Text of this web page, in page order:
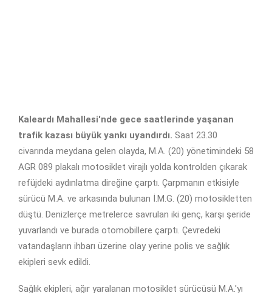
Kaleardı Mahallesi'nde gece saatlerinde yaşanan
trafik kazası büyük yankı uyandırdı. Saat 23.30
civarında meydana gelen olayda, M.A. (20) yönetimindeki 58
AGR 089 plakalı motosiklet virajlı yolda kontrolden çıkarak
refüjdeki aydınlatma direğine çarptı. Çarpmanın etkisiyle
sürücü M.A. ve arkasında bulunan İ.M.G. (20) motosikletten
düştü. Denizlerçe metrelerce savrulan iki genç, karşı şeride
yuvarlandı ve burada otomobillere çarptı. Çevredeki
vatandaşların ihbarı üzerine olay yerine polis ve sağlık
ekipleri sevk edildi.
Sağlık ekipleri, ağır yaralanan motosiklet sürücüsü M.A.'yı